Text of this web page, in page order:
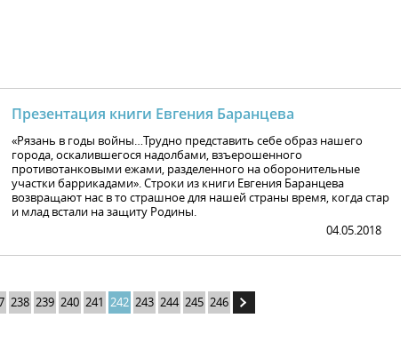
Презентация книги Евгения Баранцева
«Рязань в годы войны…Трудно представить себе образ нашего
города, оскалившегося надолбами, взъерошенного
противотанковыми ежами, разделенного на оборонительные
участки баррикадами». Строки из книги Евгения Баранцева
возвращают нас в то страшное для нашей страны время, когда стар
и млад встали на защиту Родины.
04.05.2018
238 239 240 241 242 243 244 245 246